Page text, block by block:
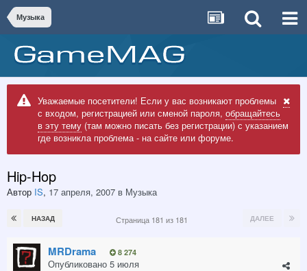
Музыка
Уважаемые посетители! Если у вас возникают проблемы
с входом, регистрацией или сменой пароля, обращайтесь
в эту тему (там можно писать без регистрации) с указанием
где возникла проблема - на сайте или форуме.
Hip-Hop
Автор IS, 17 апреля, 2007 в Музыка
НАЗАД ДАЛЕЕ
Страница 181 из 181
MRDrama 8 274
Опубликовано 5 июля